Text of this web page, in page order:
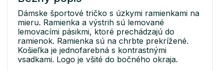
Dámske športové tričko s úzkymi ramienkami na
mieru. Ramienka a výstrih sú lemované
lemovacími pásikmi, ktoré prechádzajú do
ramienok. Ramienka sú na chrbte prekrížené.
Košieľka je jednofarebná s kontrastnými
vsadkami. Logo je všité do bočného okraja.